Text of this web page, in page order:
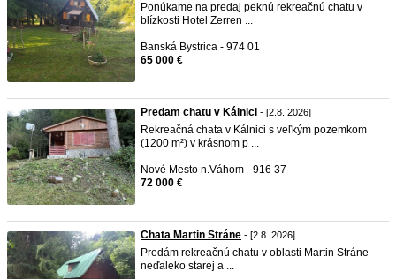
Ponúkame na predaj peknú rekreačnú chatu v
blízkosti Hotel Zerren ...
Banská Bystrica - 974 01
65 000 €
Predam chatu v Kálnici - [2.8. 2026]
Rekreačná chata v Kálnici s veľkým pozemkom
(1200 m²) v krásnom p ...
Nové Mesto n.Váhom - 916 37
72 000 €
Chata Martin Stráne - [2.8. 2026]
Predám rekreačnú chatu v oblasti Martin Stráne
neďaleko starej a ...